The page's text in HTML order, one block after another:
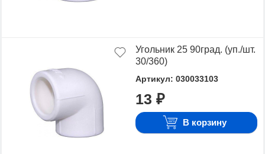
Угольник 25 90град. (уп./шт.
30/360)
Артикул: 030033103
13 ₽
В корзину